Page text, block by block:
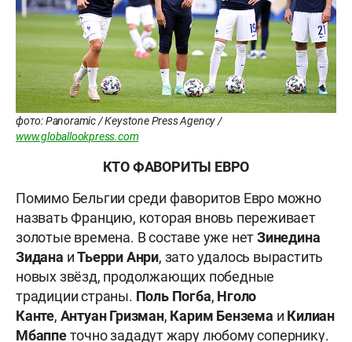
фото: Panoramic / Keystone Press Agency /
www.globallookpress.com
КТО ФАВОРИТЫ ЕВРО
Помимо Бельгии среди фаворитов Евро можно
назвать Францию, которая вновь переживает
золотые времена. В составе уже нетЗинедина
Зидана иТьерри Анри, зато удалось вырастить
новых звёзд, продолжающих победные
традиции страны. Поль Погба, Нголо
Канте, Антуан Гризман, Карим Бензема и Килиан
Мбаппеточно зададут жару любому сопернику.